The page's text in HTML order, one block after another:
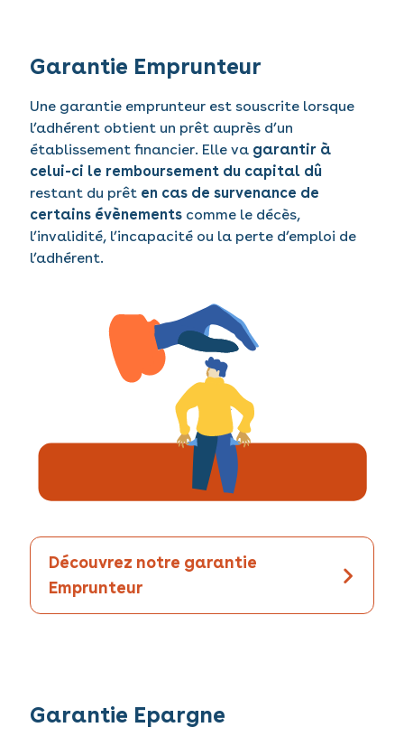
Garantie Emprunteur
Une garantie emprunteur est souscrite lorsque
l’adhérent obtient un prêt auprès d’un
établissement financier. Elle va garantir à
celui-ci le remboursement du capital dû
restant du prêt en cas de survenance de
certains évènements comme le décès,
l’invalidité, l’incapacité ou la perte d’emploi de
l’adhérent.
Découvrez notre garantie
Emprunteur
Garantie Epargne